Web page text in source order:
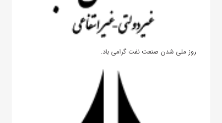
روز ملی شدن صنعت نفت گرامی باد.